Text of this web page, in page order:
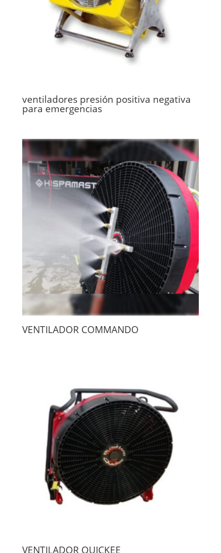
ventiladores presión positiva negativa
para emergencias
VENTILADOR COMMANDO
VENTILADOR QUICKEE